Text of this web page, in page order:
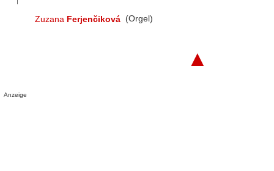
Zuzana Ferjenčiková (Orgel)
▲
Anzeige